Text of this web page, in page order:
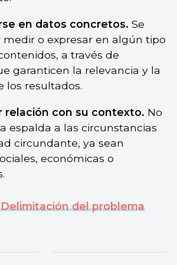
en datos concretos. Se
o expresar en algún tipo
a través de
garanticen la relevancia y la
los resultados.
relación con su contexto. No
espalda a las circunstancias
circundante, ya sean
económicas o
Delimitación del problema